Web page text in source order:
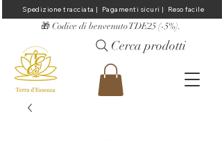
Spedizione tracciata |  Pagamenti sicuri |  Reso facile
Cerca prodotti
​🎁 Codice di benvenuto TDE25 (-5%).